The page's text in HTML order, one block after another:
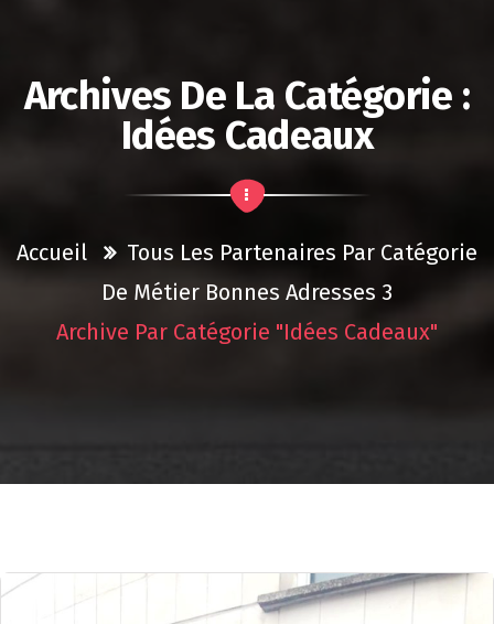
Archives De La Catégorie :
Idées Cadeaux
Accueil
Tous Les Partenaires Par Catégorie
De Métier Bonnes Adresses 3
Archive Par Catégorie "Idées Cadeaux"